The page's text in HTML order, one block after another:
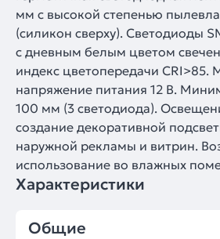
мм с высокой степенью
(силикон сверху). Светодиоды
с дневным белым цветом
индекс цветопередачи CRI>85.
напряжение питания 12 В.
100 мм (3 светодиода).
создание декоративной
наружной рекламы и витрин.
использование во влажных
Характеристики
Общие